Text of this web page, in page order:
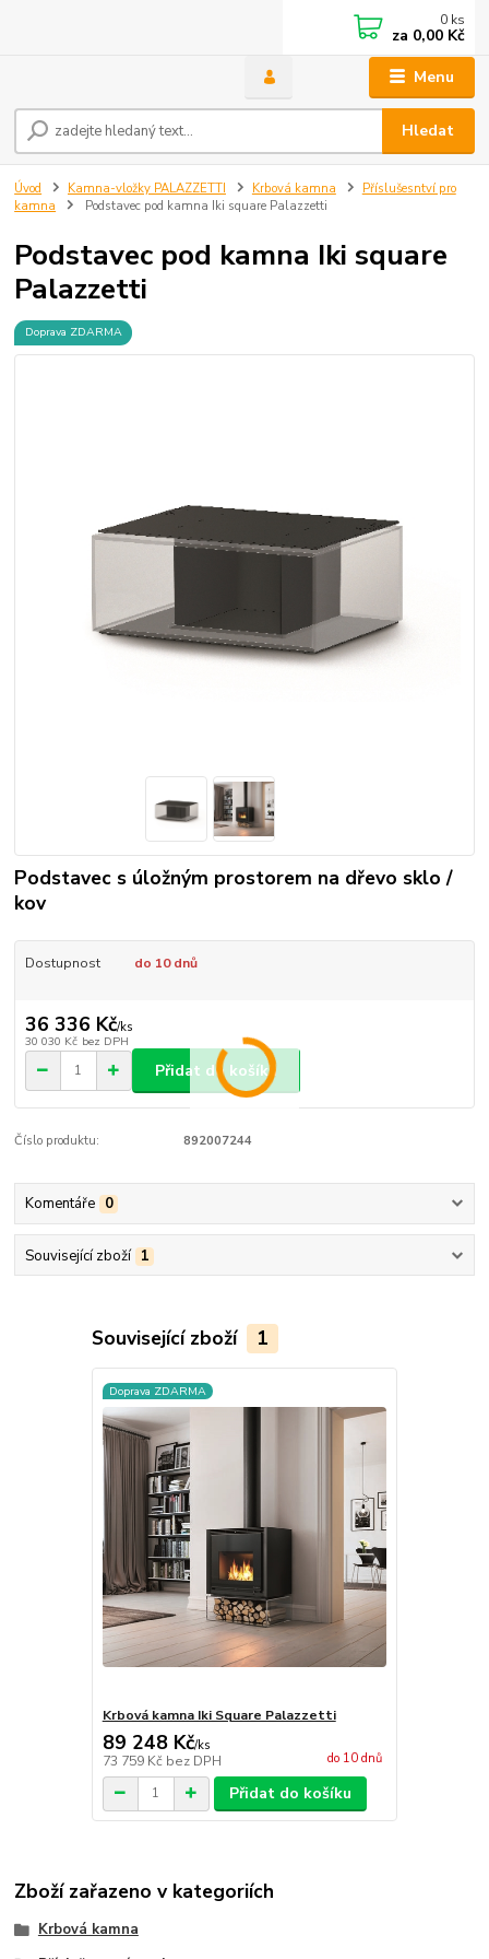
Menu
Hledat
0 ks
za 0,00 Kč
Úvod Kamna-vložky PALAZZETTI Krbová kamna
Příslušesntví pro
kamna
Podstavec pod kamna Iki square Palazzetti
Podstavec pod kamna Iki square
Palazzetti
Doprava ZDARMA
Podstavec s úložným prostorem na dřevo sklo /
kov
Dostupnost do 10 dnů
36 336 Kč/ks
30 030 Kč bez DPH
Přidat do košíku
Číslo produktu: 892007244
Komentáře 0
Související zboží 1
Související zboží 1
Doprava ZDARMA
Krbová kamna Iki Square Palazzetti
89 248 Kč/ks
73 759 Kč bez DPH do 10 dnů
Přidat do košíku
Zboží zařazeno v kategoriích
Krbová kamna